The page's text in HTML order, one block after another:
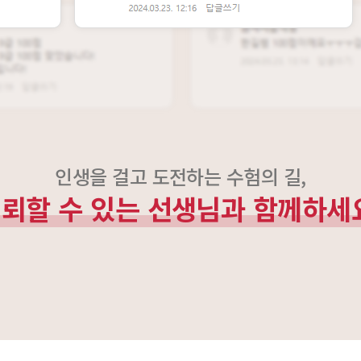
인생을 걸고 도전하는 수험의 길,
할 수 있는 선생님과 함께하세